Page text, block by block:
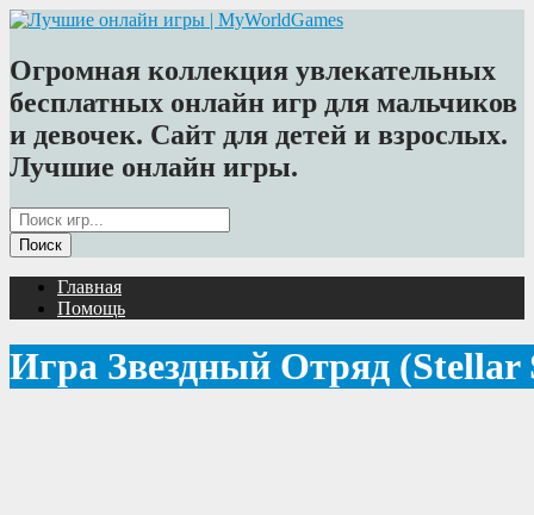
Огромная коллекция увлекательных
бесплатных онлайн игр для мальчиков
и девочек. Сайт для детей и взрослых.
Лучшие онлайн игры.
Главная
Помощь
Игра Звездный Отряд (Stellar